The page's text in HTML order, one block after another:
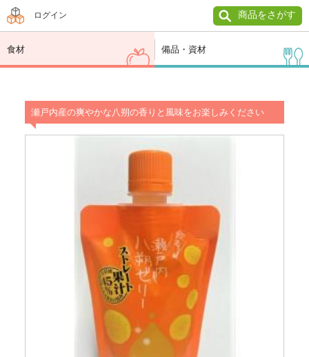
ログイン 商品をさがす
食材 備品・資材
瀬戸内産の爽やかな八朔の香りと風味をお楽しみください